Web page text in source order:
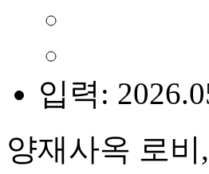
입력:
양재사옥 로